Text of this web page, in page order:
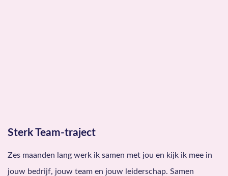
Sterk Team-traject
Zes maanden lang werk ik samen met jou en kijk ik mee in
jouw bedrijf, jouw team en jouw leiderschap. Samen